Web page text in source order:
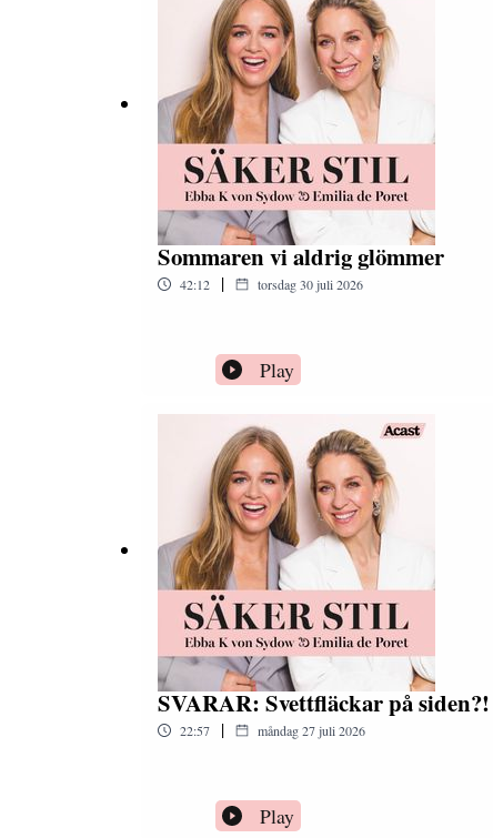
Sommaren vi aldrig glömmer
42:12 | torsdag 30 juli 2026
Play
SVARAR: Svettfläckar på
22:57 | måndag 27 juli 2026
Play